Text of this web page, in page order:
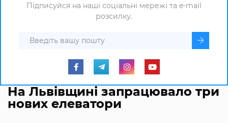
Підписуйся на наші соціальні мережі та e-mail
розсилку.
На Львівщині запрацювало три
нових елеватори